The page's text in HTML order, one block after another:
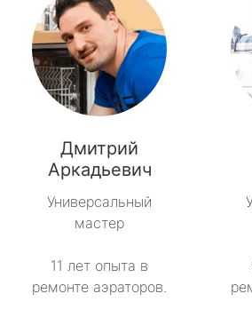
Дмитрий
Аркадьевич
Универсальный
мастер
11 лет опыта в
ремонте аэраторов.